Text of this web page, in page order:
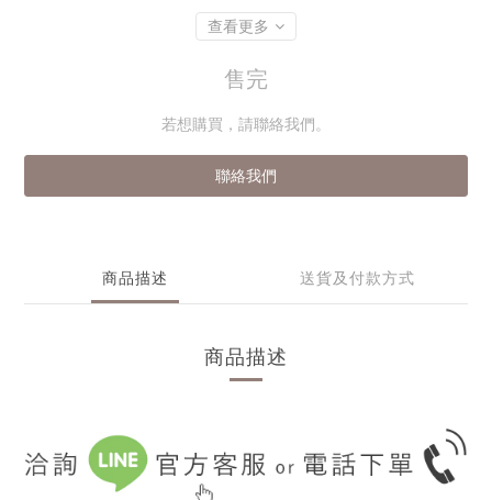
查看更多
售完
若想購買，請聯絡我們。
聯絡我們
商品描述 送貨及付款方式
商品描述